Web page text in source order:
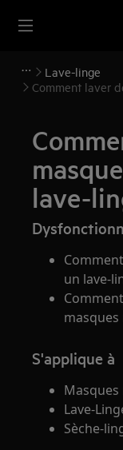
Lave-linge
Comment laver
lave-
un lave-
S'applique à
Lave-
Sèche-